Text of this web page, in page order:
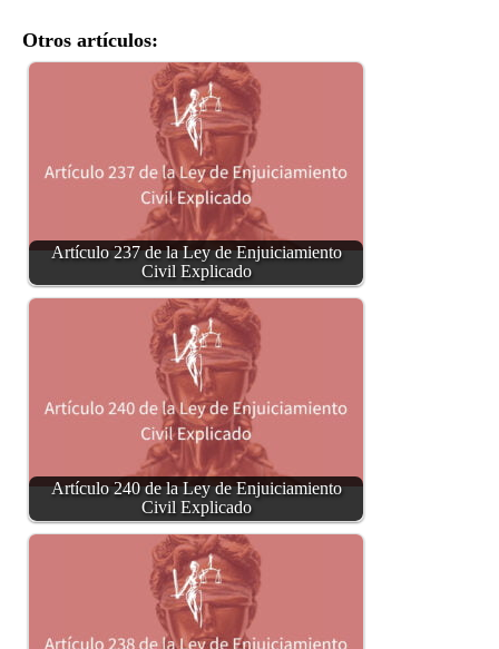
Otros artículos:
Artículo 237 de la Ley de Enjuiciamiento
Civil Explicado
Artículo 240 de la Ley de Enjuiciamiento
Civil Explicado